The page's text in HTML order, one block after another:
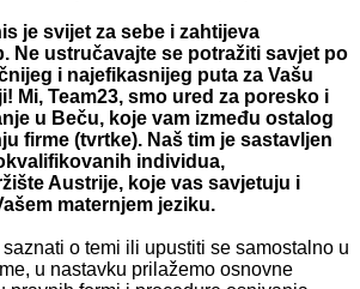
je svijet za sebe i zahtijeva
Ne ustručavajte se potražiti savjet po
i najefikasnijeg puta za Vašu
Mi, Team23, smo ured za poresko i
u Beču, koje vam između ostalog
firme (tvrtke). Naš tim je sastavljen
individua,
Austrije, koje vas savjetuju i
maternjem jeziku.
o temi ili upustiti se samostalno u
u nastavku prilažemo osnovne